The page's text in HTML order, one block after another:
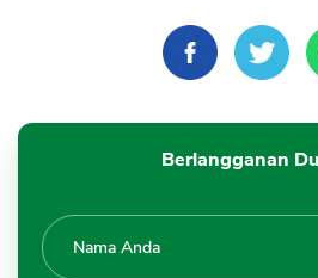
Berlangganan